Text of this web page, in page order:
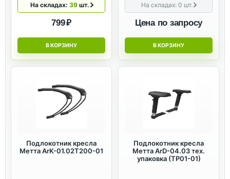
На складах: 39шт.
799 ₽
В КОРЗИНУ
На складах:0 шт.
Цена по запросу
В КОРЗИНУ
Подлокотник кресла
Метта ArK-01.02T200-01
Подлокотник кресла
Метта ArD-04.03 тех.
упаковка (TP01-01)